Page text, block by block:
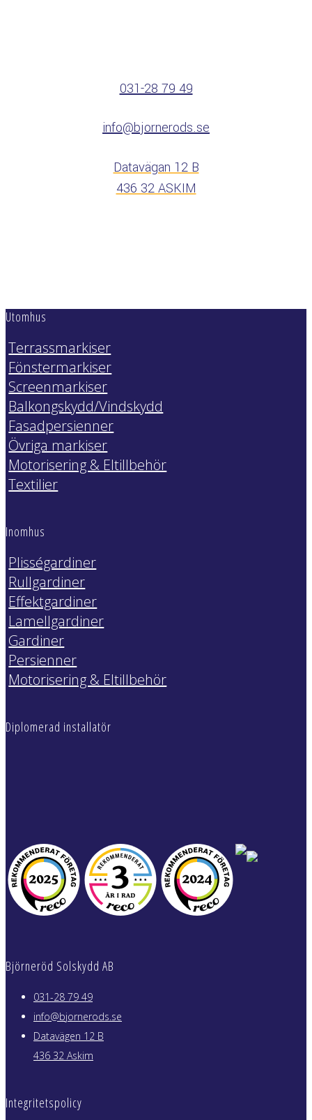
031-28 79 49
info@bjornerods.se
Datavägan 12 B
436 32 ASKIM
Utomhus
Terrassmarkiser
Fönstermarkiser
Screenmarkiser
Balkongskydd/Vindskydd
Fasadpersienner
Övriga markiser
Motorisering & Eltillbehör
Textilier
Inomhus
Plisségardiner
Rullgardiner
Effektgardiner
Lamellgardiner
Gardiner
Persienner
Motorisering & Eltillbehör
Diplomerad installatör
Björneröd Solskydd AB
031-28 79 49
info@bjornerods.se
Datavägen 12 B
436 32 Askim
Integritetspolicy